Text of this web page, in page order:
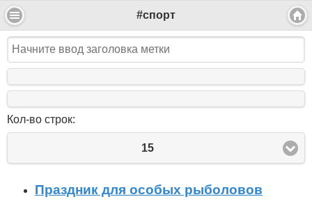
#спорт
Кол-во строк:
15
Праздник для особых рыболовов